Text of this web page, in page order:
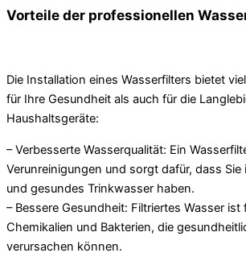
Vorteile der professionellen
Die Installation eines Wasserfilters bietet
für Ihre Gesundheit als auch für die
Haushaltsgeräte:
– Verbesserte Wasserqualität: Ein
Verunreinigungen und sorgt dafür, dass Sie
und gesundes Trinkwasser haben.
– Bessere Gesundheit: Filtriertes Wasser
Chemikalien und Bakterien, die
verursachen können.